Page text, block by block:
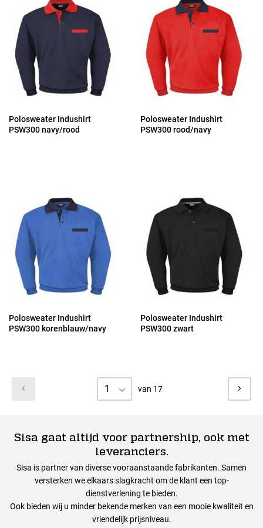
Polosweater Indushirt
PSW300 navy/rood
Polosweater Indushirt
PSW300 rood/navy
Polosweater Indushirt
PSW300 korenblauw/navy
Polosweater Indushirt
PSW300 zwart
1 van 17
Sisa gaat altijd voor partnership, ook met
leveranciers.
Sisa is partner van diverse vooraanstaande fabrikanten. Samen
versterken we elkaars slagkracht om de klant een top-
dienstverlening te bieden.
Ook bieden wij u minder bekende merken van een mooie kwaliteit en
vriendelijk prijsniveau.